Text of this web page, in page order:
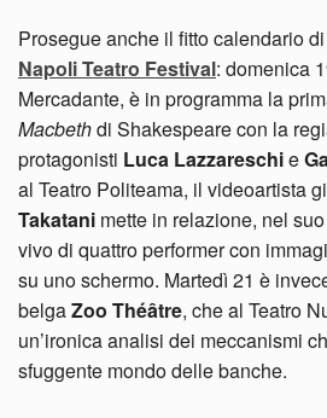
Prosegue anche il fitto calendario
Napoli Teatro Festival: domenica
Mercadante, è in programma la
Macbethdi Shakespeare con la
protagonisti Luca Lazzareschie
al Teatro Politeama, il videoartista
Takatani mette in relazione, nel
vivo di quattro performer con
su uno schermo. Martedì 21 è
belgaZoo Théâtre, che al Teatro
un’ironica analisi dei meccanismi
sfuggente mondo delle banche.